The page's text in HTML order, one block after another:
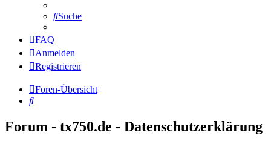
Suche
FAQ
Anmelden
Registrieren
Foren-Übersicht
Suche
Forum - tx750.de - Datenschutzerklärung